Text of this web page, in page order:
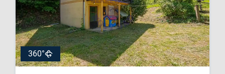
360°